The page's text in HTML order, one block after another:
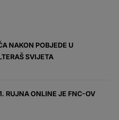
NAKON POBJEDE U
SVIJETA
RUJNA ONLINE JE FNC-OV